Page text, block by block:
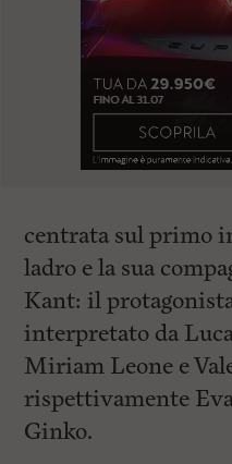
centrata sul primo
ladro e la sua
Kant: il
interpretato da
Miriam Leone e
rispettivamente
Ginko.